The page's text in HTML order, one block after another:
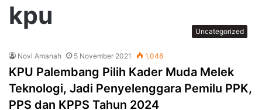
kpu
Uncategorized
Novi Amanah 5 November 2021 1,048
KPU Palembang Pilih Kader Muda Melek
Teknologi, Jadi Penyelenggara Pemilu PPK,
PPS dan KPPS Tahun 2024